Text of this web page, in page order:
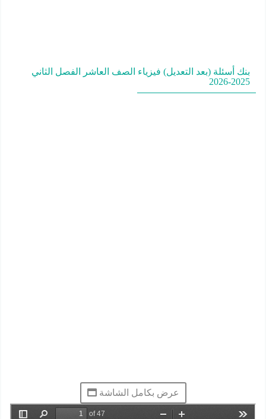
بنك أسئلة (بعد التعديل) فيزياء الصف العاشر الفصل الثاني
2025-2026
عرض بكامل الشاشة